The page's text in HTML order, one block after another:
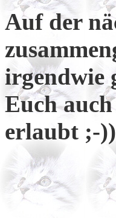
Auf der
irgendwie
Euch
erlaubt ;-))